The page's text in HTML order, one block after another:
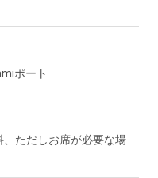
ポート
ただしお席が必要な場